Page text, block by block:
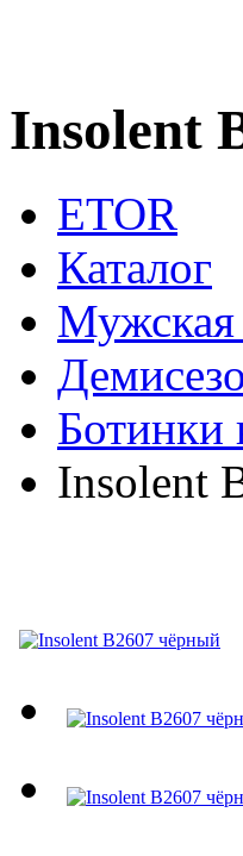
Insolent
ETOR
Каталог
Мужская
Ботинки
Insolent